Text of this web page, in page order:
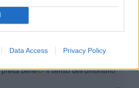
Data Access Privacy Policy
presa bene
il senso dell'umorismo